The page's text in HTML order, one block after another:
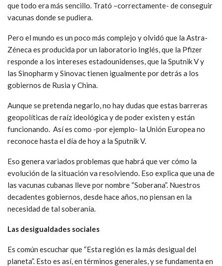
que todo era más sencillo. Trató –correctamente- de conseguir
vacunas donde se pudiera.
Pero el mundo es un poco más complejo y olvidó que la Astra-
Zéneca es producida por un laboratorio Inglés, que la Pfizer
responde a los intereses estadounidenses, que la Sputnik V y
las Sinopharm y Sinovac tienen igualmente por detrás a los
gobiernos de Rusia y China.
Aunque se pretenda negarlo, no hay dudas que estas barreras
geopolíticas de raíz ideológica y de poder existen y están
funcionando. Así es como -por ejemplo- la Unión Europea no
reconoce hasta el día de hoy a la Sputnik V.
Eso genera variados problemas que habrá que ver cómo la
evolución de la situación va resolviendo. Eso explica que una de
las vacunas cubanas lleve por nombre “Soberana”. Nuestros
decadentes gobiernos, desde hace años, no piensan en la
necesidad de tal soberanía.
Las desigualdades sociales
Es común escuchar que “Esta región es la más desigual del
planeta”. Esto es así, en términos generales, y se fundamenta en